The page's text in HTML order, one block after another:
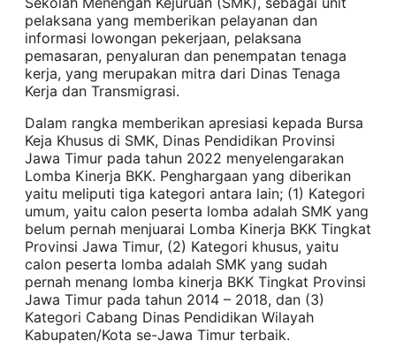
pelaksana yang memberikan pelayanan dan
informasi lowongan pekerjaan, pelaksana
pemasaran, penyaluran dan penempatan tenaga
kerja, yang merupakan mitra dari Dinas Tenaga
Kerja dan Transmigrasi.
Dalam rangka memberikan apresiasi kepada Bursa
Keja Khusus di SMK, Dinas Pendidikan Provinsi
Jawa Timur pada tahun 2022 menyelengarakan
Lomba Kinerja BKK. Penghargaan yang diberikan
yaitu meliputi tiga kategori antara lain; (1) Kategori
umum, yaitu calon peserta lomba adalah SMK yang
belum pernah menjuarai Lomba Kinerja BKK Tingkat
Provinsi Jawa Timur, (2) Kategori khusus, yaitu
calon peserta lomba adalah SMK yang sudah
pernah menang lomba kinerja BKK Tingkat Provinsi
Jawa Timur pada tahun 2014 – 2018, dan (3)
Kategori Cabang Dinas Pendidikan Wilayah
Kabupaten/Kota se-Jawa Timur terbaik.